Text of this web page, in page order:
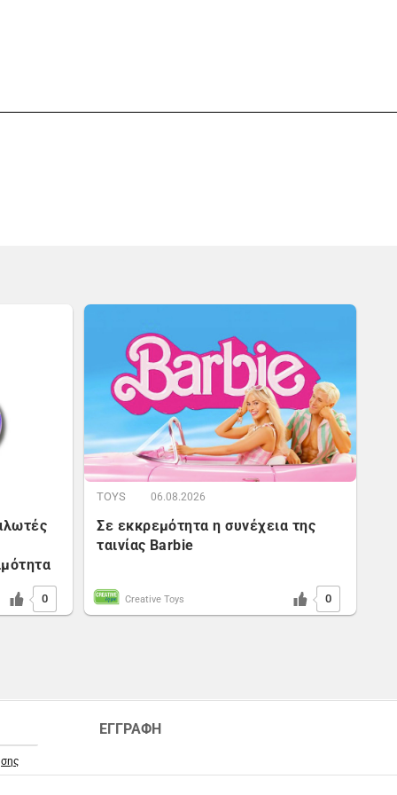
0
TOYS 06.08.2026
Σε εκκρεμότητα η συνέχεια της
ταινίας Barbie
Creative Toys 0
ΕΓΓΡΑΦΗ